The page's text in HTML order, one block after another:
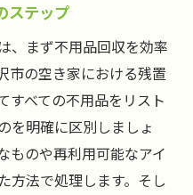
ステップ
、まず不用品回収を効率
市の空き家における残置
すべての不用品をリスト
を明確に区別しましょ
ものや再利用可能なアイ
方法で処理します。そし